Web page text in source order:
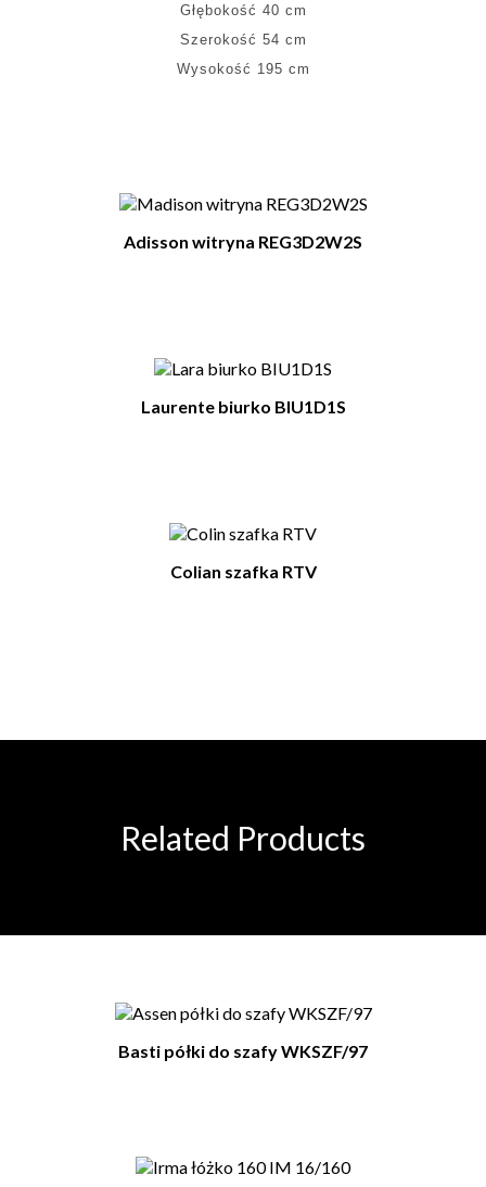
Głębokość 40 cm
Szerokość 54 cm
Wysokość 195 cm
Adisson witryna REG3D2W2S
Laurente biurko BIU1D1S
Colian szafka RTV
Related Products
Basti półki do szafy WKSZF/97